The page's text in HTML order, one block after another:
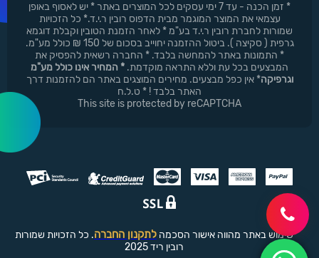
* זמן הכנה - עד 7 ימי עסקים לכל המוצרים באתר * יש לאסוף באופן
עצמאי את המוצר המוגמר מבית הדפוס רובין ר.י.ד.* כל הזכויות
שמורות לחברת רובין ר.י.ד בע"מ * לאחר הזמנת הטובין וקבלת דוגמא
גרפית ( סקיצה ). ביטול ההזמנה יחוייב בסכום של 150 ₪ כולל מע"מ.
* התמונות באתר להמחשה בלבד. * החברה רשאית להפסיק את
המבצעים בכל עת וללא התראה מוקדמת. * המחיר אינו כולל מע"מ
וגרפיקה* אין כפל מבצעים. מחירים המוצגים באתר הם להזמנות דרך
האתר בלבד ! * ט.ל.ח
This site is protected by reCAPTCHA
שימוש באתר מהווה אישור הסכמה לתקנון החברה. כל הזכויות שמורות
רובין ריד 2025